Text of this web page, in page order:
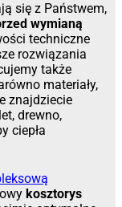
się z Państwem,
wymianą
techniczne
rozwiązania
także
materiały,
znajdziecie
drewno,
ciepła
kosztorys